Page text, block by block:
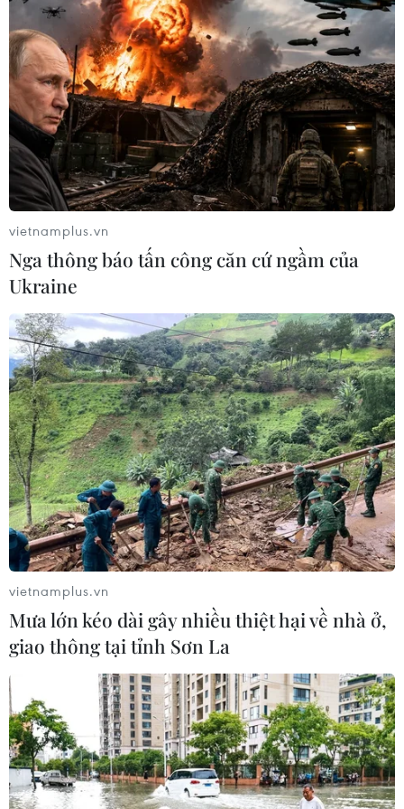
trợ, trao đổi kinh nghiệm trong việc thúc đẩy phát triển
kinh tế-xã hội và nhiều lĩnh vực.
Việt Nam-Campuchia phối hợp hiệu quả
trong phòng chống tội phạm ma túy
05/01/2023 07:00
Trong năm 2022, Bộ Công an Việt Nam phối hợp với
Campuchia phá 4 chuyên án điển hình, trong đó bắt giữ
2 đối tượng cầm đầu nhiều đường dây mua bán, vận
chuyển ma túy với số lượng lớn vào Việt Nam.
vietnamplus.vn
Nga thông báo tấn công căn cứ ngầm của
Ukraine
vietnamplus.vn
Mưa lớn kéo dài gây nhiều thiệt hại về nhà ở,
giao thông tại tỉnh Sơn La